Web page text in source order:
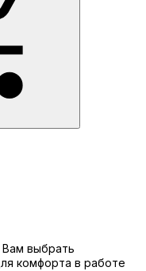
выбрать
комфорта в работе